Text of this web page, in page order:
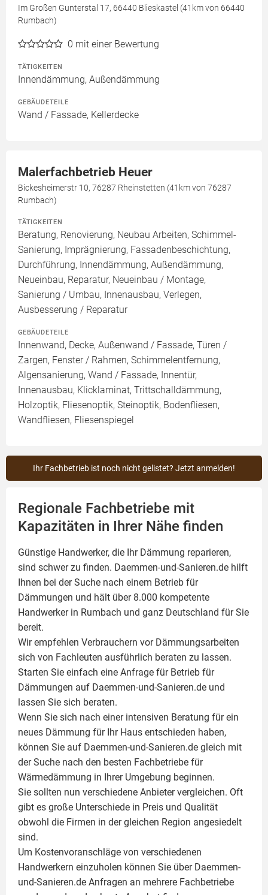
Im Großen Gunterstal 17, 66440 Blieskastel (41km von 66440
Rumbach)
0 mit einer Bewertung
TÄTIGKEITEN
Innendämmung, Außendämmung
GEBÄUDETEILE
Wand / Fassade, Kellerdecke
Malerfachbetrieb Heuer
Bickesheimerstr 10, 76287 Rheinstetten (41km von 76287
Rumbach)
TÄTIGKEITEN
Beratung, Renovierung, Neubau Arbeiten, Schimmel-
Sanierung, Imprägnierung, Fassadenbeschichtung,
Durchführung, Innendämmung, Außendämmung,
Neueinbau, Reparatur, Neueinbau / Montage,
Sanierung / Umbau, Innenausbau, Verlegen,
Ausbesserung / Reparatur
GEBÄUDETEILE
Innenwand, Decke, Außenwand / Fassade, Türen /
Zargen, Fenster / Rahmen, Schimmelentfernung,
Algensanierung, Wand / Fassade, Innentür,
Innenausbau, Klicklaminat, Trittschalldämmung,
Holzoptik, Fliesenoptik, Steinoptik, Bodenfliesen,
Wandfliesen, Fliesenspiegel
Ihr Fachbetrieb ist noch nicht gelistet? Jetzt anmelden!
Regionale Fachbetriebe mit
Kapazitäten in Ihrer Nähe finden
Günstige Handwerker, die Ihr Dämmung reparieren,
sind schwer zu finden. Daemmen-und-Sanieren.de hilft
Ihnen bei der Suche nach einem Betrieb für
Dämmungen und hält über 8.000 kompetente
Handwerker in Rumbach und ganz Deutschland für Sie
bereit.
Wir empfehlen Verbrauchern vor Dämmungsarbeiten
sich von Fachleuten ausführlich beraten zu lassen.
Starten Sie einfach eine Anfrage für Betrieb für
Dämmungen auf Daemmen-und-Sanieren.de und
lassen Sie sich beraten.
Wenn Sie sich nach einer intensiven Beratung für ein
neues Dämmung für Ihr Haus entschieden haben,
können Sie auf Daemmen-und-Sanieren.de gleich mit
der Suche nach den besten Fachbetriebe für
Wärmedämmung in Ihrer Umgebung beginnen.
Sie sollten nun verschiedene Anbieter vergleichen. Oft
gibt es große Unterschiede in Preis und Qualität
obwohl die Firmen in der gleichen Region angesiedelt
sind.
Um Kostenvoranschläge von verschiedenen
Handwerkern einzuholen können Sie über Daemmen-
und-Sanieren.de Anfragen an mehrere Fachbetriebe